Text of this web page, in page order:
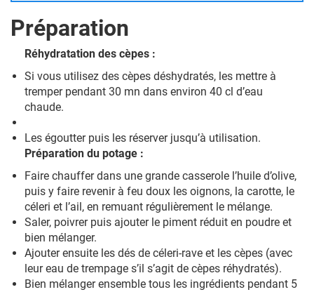
Préparation
Réhydratation des cèpes :
Si vous utilisez des cèpes déshydratés, les mettre à
tremper pendant 30 mn dans environ 40 cl d’eau
chaude.
Les égoutter puis les réserver jusqu’à utilisation.
Préparation du potage :
Faire chauffer dans une grande casserole l’huile d’olive,
puis y faire revenir à feu doux les oignons, la carotte, le
céleri et l’ail, en remuant régulièrement le mélange.
Saler, poivrer puis ajouter le piment réduit en poudre et
bien mélanger.
Ajouter ensuite les dés de céleri-rave et les cèpes (avec
leur eau de trempage s’il s’agit de cèpes réhydratés).
Bien mélanger ensemble tous les ingrédients pendant 5